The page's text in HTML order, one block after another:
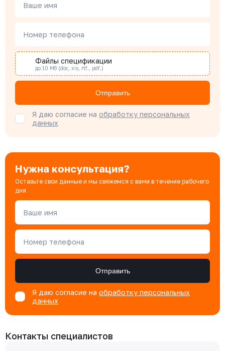
Наталья Гомонова
Бондарюк Евгения
Специалист отдела продаж
Ваше имя
Номер телефона
Файлы спецификации
до 10 Мб (doc, xis, rtf., pdf.)
Отправить
Я даю согласие на обработку персональных
данных
Нужна консультация?
Оставьте свои данные и мы свяжемся с вами в течение рабочего
дня
Ваше имя
Номер телефона
Отправить
Я даю согласие на обработку персональных
данных
Контакты специалистов